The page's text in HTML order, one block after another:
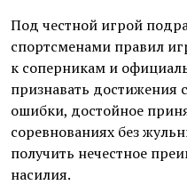
Под честной игрой
спортсменами правил
к соперникам и
признавать достижения
ошибки, достойное
соревнованиях без
получить нечестное
насилия.